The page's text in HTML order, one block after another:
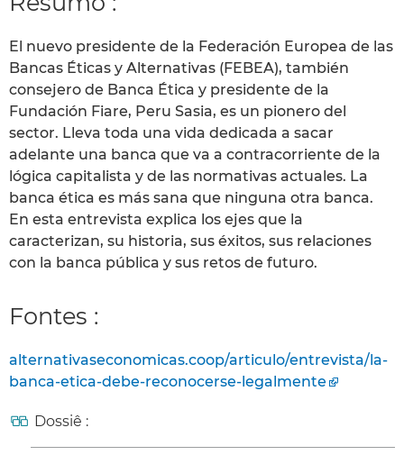
El nuevo presidente de la Federación Europea de las
Bancas Éticas y Alternativas (FEBEA), también
consejero de Banca Ética y presidente de la
Fundación Fiare, Peru Sasia, es un pionero del
sector. Lleva toda una vida dedicada a sacar
adelante una banca que va a contracorriente de la
lógica capitalista y de las normativas actuales. La
banca ética es más sana que ninguna otra banca.
En esta entrevista explica los ejes que la
caracterizan, su historia, sus éxitos, sus relaciones
con la banca pública y sus retos de futuro.
Fontes :
alternativaseconomicas.coop/articulo/entrevista/la-
banca-etica-debe-reconocerse-legalmente
Dossiê :